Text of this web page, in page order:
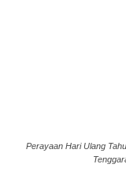
Perayaan Hari Ulang